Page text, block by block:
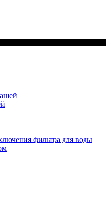
фильтра для воды